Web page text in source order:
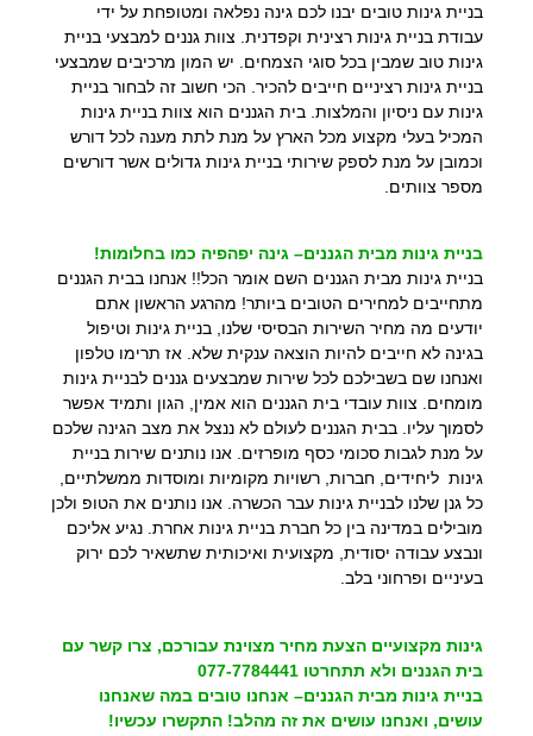
בניית גינות טובים יבנו לכם גינה נפלאה ומטופחת על ידי
עבודת בניית גינות רצינית וקפדנית. צוות גננים למבצעי בניית
גינות טוב שמבין בכל סוגי הצמחים. יש המון מרכיבים שמבצעי
בניית גינות רציניים חייבים להכיר. הכי חשוב זה לבחור בניית
גינות עם ניסיון והמלצות. בית הגננים הוא צוות בניית גינות
המכיל בעלי מקצוע מכל הארץ על מנת לתת מענה לכל דורש
וכמובן על מנת לספק שירותי בניית גינות גדולים אשר דורשים
מספר צוותים.
בניית גינות מבית הגננים– גינה יפהפיה כמו בחלומות!
בניית גינות מבית הגננים השם אומר הכל!! אנחנו בבית הגננים
מתחייבים למחירים הטובים ביותר! מהרגע הראשון אתם
יודעים מה מחיר השירות הבסיסי שלנו, בניית גינות וטיפול
בגינה לא חייבים להיות הוצאה ענקית שלא. אז תרימו טלפון
ואנחנו שם בשבילכם לכל שירות שמבצעים גננים לבניית גינות
מומחים. צוות עובדי בית הגננים הוא אמין, הגון ותמיד אפשר
לסמוך עליו. בבית הגננים לעולם לא ננצל את מצב הגינה שלכם
על מנת לגבות סכומי כסף מופרזים. אנו נותנים שירות בניית
גינות ליחידים, חברות, רשויות מקומיות ומוסדות ממשלתיים,
כל גנן שלנו לבניית גינות עבר הכשרה. אנו נותנים את הטופ ולכן
מובילים במדינה בין כל חברת בניית גינות אחרת. נגיע אליכם
ונבצע עבודה יסודית, מקצועית ואיכותית שתשאיר לכם ירוק
בעיניים ופרחוני בלב.
גינות מקצועיים הצעת מחיר מצוינת עבורכם, צרו קשר עם
בית הגננים ולא תתחרטו 077-7784441
בניית גינות מבית הגננים– אנחנו טובים במה שאנחנו
עושים, ואנחנו עושים את זה מהלב! התקשרו עכשיו!